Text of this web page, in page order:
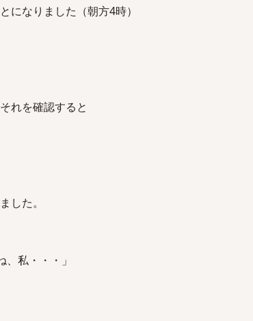
になりました（朝方4時）
れを確認すると
した。
私・・・」